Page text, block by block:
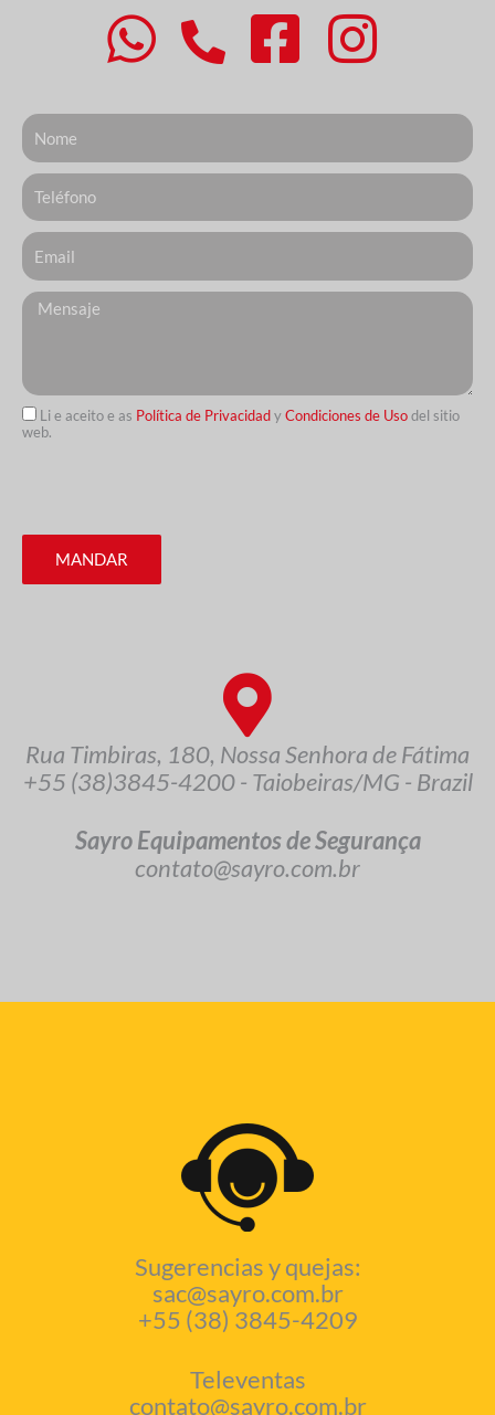
Nome
Telefone
Email
Messagem
Li e aceito e as Política de PrivacidadyCondiciones de Usodel sitio
web.
MANDAR
Rua Timbiras, 180, Nossa Senhora de Fátima
+55 (38)3845-4200 - Taiobeiras/MG - Brazil
Sayro Equipamentos de Segurança
contato@sayro.com.br
Sugerencias y quejas:
sac@sayro.com.br
+55 (38) 3845-4209
Televentas
contato@sayro.com.br